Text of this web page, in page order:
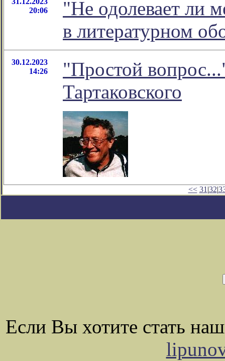
20:06
"Не одолевает ли
в литературном
30.12.2023
14:26
"Простой
Тартаковского
<< 31 |32|
Если Вы хотите стать